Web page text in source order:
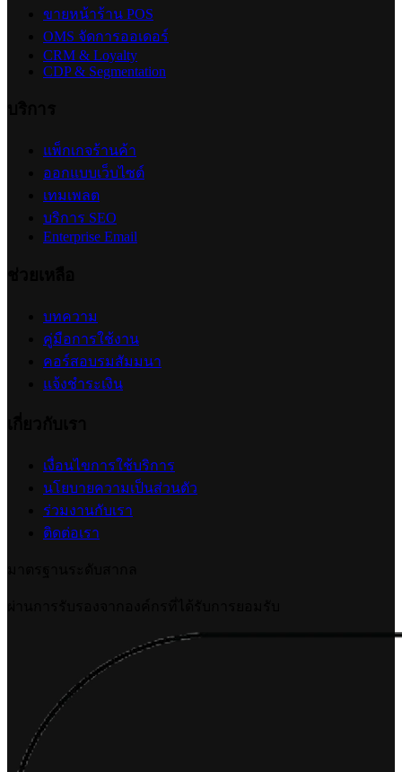
ขายหน้าร้าน POS
OMS จัดการออเดอร์
CRM & Loyalty
CDP & Segmentation
แพ็กเกจร้านค้า
ออกแบบเว็บไซต์
เทมเพลต
บริการ SEO
Enterprise Email
บทความ
คู่มือการใช้งาน
คอร์สอบรมสัมมนา
แจ้งชำระเงิน
เงื่อนไขการใช้บริการ
นโยบายความเป็นส่วนตัว
ร่วมงานกับเรา
ติดต่อเรา